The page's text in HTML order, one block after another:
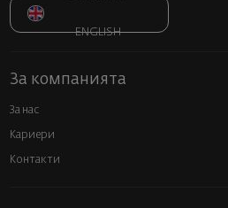
ENGLISH
За компанията
За нас
Кариери
Контакти